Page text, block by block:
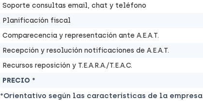
PRECIO *
Soporte consultas email, chat y teléfono
Planificación fiscal
Comparecencia y representación ante A.E.A.T.
Recepción y resolución notificaciones de A.E.A.T.
Recursos reposición y T.E.A.R.A./T.E.A.C.
*Orientativo según las características de la empresa